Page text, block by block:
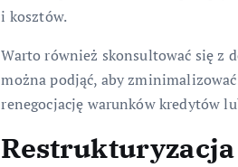
i kosztów.
Warto również skonsultować się z
można podjąć, aby
renegocjację warunków kredytów
Restrukturyzacja